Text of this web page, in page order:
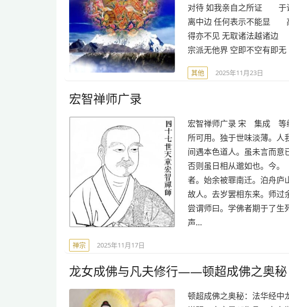
对待 如我亲自之所证 于
离中边 任何表示不能显
得亦不见 无取诸法越诸
宗派无他界 空即不空有
其他 2025年11月23日
宏智禅师广录
宏智禅师广录 宋 集成
所可用。独于世味淡薄。人
间遇本色道人。虽未言而意
否则虽日相从邈如也。今
者。始余被罪南迁。泊舟庐
故人。去岁罢相东来。师过
尝谓师曰。学佛者期于了生
声…
禅宗 2025年11月17日
龙女成佛与凡夫修行——顿超成佛之奥秘
顿超成佛之奥秘：法华经中